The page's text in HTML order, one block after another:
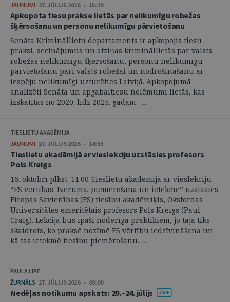
JAUNUMI 27. JŪLIJS 2026 • 15:10
Apkopota tiesu prakse lietās par nelikumīgu robežas
šķērsošanu un personu nelikumīgu pārvietošanu
Senāta Krimināllietu departaments ir apkopojis tiesu
praksi, secinājumus un atziņas krimināllietās par valsts
robežas nelikumīgu šķērsošanu, personu nelikumīgu
pārvietošanu pāri valsts robežai un nodrošināšanu ar
iespēju nelikumīgi uzturēties Latvijā. Apkopojumā
analizēti Senāta un apgabaltiesu nolēmumi lietās, kas
izskatītas no 2020. līdz 2025. gadam. ...
TIESLIETU AKADĒMIJA
JAUNUMI 27. JŪLIJS 2026 • 14:53
Tieslietu akadēmijā ar vieslekciju uzstāsies profesors
Pols Kreigs
16. oktobrī plkst. 11.00 Tieslietu akadēmijā ar vieslekciju
“ES vērtības: tvērums, piemērošana un ietekme” uzstāsies
Eiropas Savienības (ES) tiesību akadēmiķis, Oksfordas
Universitātes emeritētais profesors Pols Kreigs (Paul
Craig). Lekcija būs īpaši noderīga praktiķiem, jo tajā tiks
skaidrots, ko praksē nozīmē ES vērtību iedzīvināšana un
kā tas ietekmē tiesību piemērošanu. ...
PAULA LIPE
ŽURNĀLS 27. JŪLIJS 2026 • 08:00
Nedēļas notikumu apskats: 20.–24. jūlijs